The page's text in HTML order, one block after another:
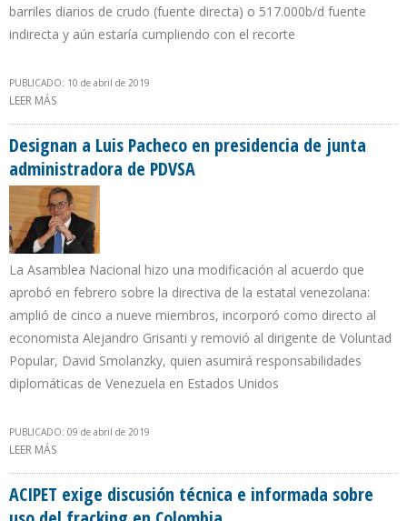
barriles diarios de crudo (fuente directa) o 517.000b/d fuente
indirecta y aún estaría cumpliendo con el recorte
PUBLICADO: 10 de abril de 2019
LEER MÁS
Designan a Luis Pacheco en presidencia de junta
administradora de PDVSA
La Asamblea Nacional hizo una modificación al acuerdo que
aprobó en febrero sobre la directiva de la estatal venezolana:
amplió de cinco a nueve miembros, incorporó como directo al
economista Alejandro Grisanti y removió al dirigente de Voluntad
Popular, David Smolanzky, quien asumirá responsabilidades
diplomáticas de Venezuela en Estados Unidos
PUBLICADO: 09 de abril de 2019
LEER MÁS
ACIPET exige discusión técnica e informada sobre